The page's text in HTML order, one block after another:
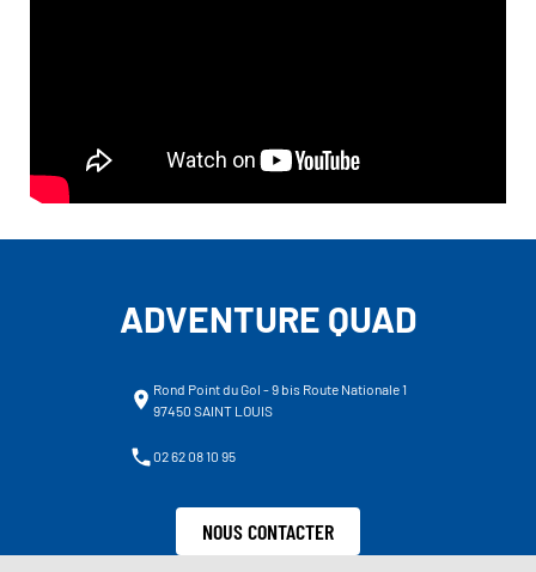
ADVENTURE QUAD
Rond Point du Gol - 9 bis Route Nationale 1
97450 SAINT LOUIS
02 62 08 10 95
NOUS CONTACTER